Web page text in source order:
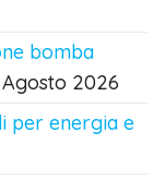
bomba
2026
per energia e